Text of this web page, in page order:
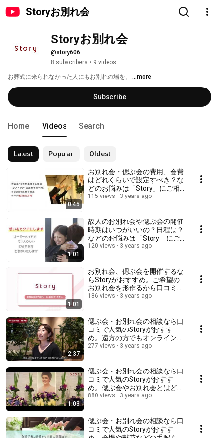
Storyお別れ会
Storyお別れ会
@story606
8 subscribers • 9 videos
お葬式に来られなかった人にもお別れの場を。 ...more
Subscribe
Home Videos Search
Latest Popular Oldest
0:45
お別れ会・偲ぶ会の費用、会費
はどれくらいで設定すべき？な
どのお悩みは「Story」にご相
談下さい。お別れ会・偲ぶ会を
口コミランキング上位人気。
115 views 3 years ago
1:01
故人のお別れ会や偲ぶ会の開催
時期はいつがいいの？日程は？
などのお悩みは「Story」にご
相談下さい。お別れ会・偲ぶ会
上位人気でおすすめ。
120 views 3 years ago
1:01
お別れ会、偲ぶ会を開催するな
らStoryがおすすめ。ご希望の
お別れ会を形作るから口コミラ
ンキング上位の人気。平服でお
スするから頼りになる！
186 views 3 years ago
2:37
偲ぶ会・お別れ会の相談なら口
コミで人気のStoryがおすす
め。遠方の方でもオンラインや
リモートで参加できる新しい追
277 views 3 years ago
1:03
偲ぶ会・お別れ会の相談なら口
コミで人気のStoryがおすす
め。偲ぶ会やお別れ会とはどん
なものなのか、流れや方法など
880 views 3 years ago
偲ぶ会・お別れ会の相談なら口
コミで人気のStoryがおすす